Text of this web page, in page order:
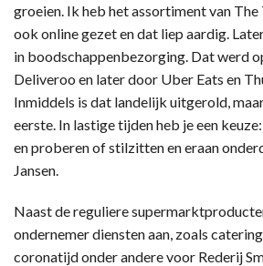
groeien. Ik heb het assortiment van
ook online gezet en dat liep aardig.
in boodschappenbezorging. Dat werd
Deliveroo en later door Uber Eats en
Inmiddels is dat landelijk uitgerold,
eerste. In lastige tijden heb je een
en proberen of stilzitten en eraan
Jansen.
Naast de reguliere
ondernemer diensten aan, zoals
coronatijd onder andere voor Rederij